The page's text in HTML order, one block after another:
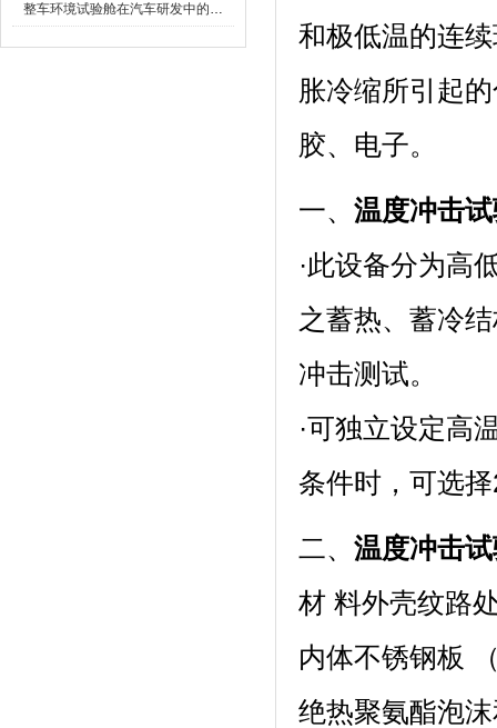
整车环境试验舱在汽车研发中的作用
和极低温的连续
胀冷缩所引起的化
胶、电子。
一、 温度冲击
·此设备分为高低
之蓄热、蓄冷
冲击测试。
·可独立设定高温
条件时，可
二、 温度冲击
材 料外壳纹路
内体不锈钢板
绝热聚氨酯泡